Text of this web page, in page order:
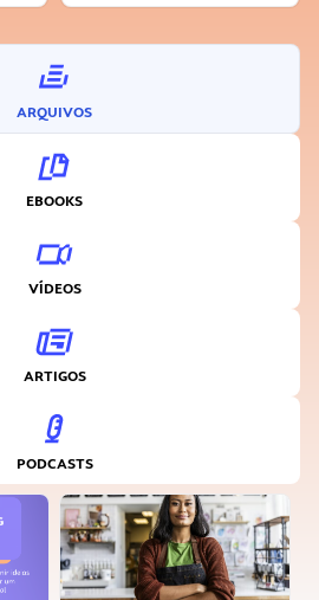
ARQUIVOS
EBOOKS
VÍDEOS
ARTIGOS
PODCASTS